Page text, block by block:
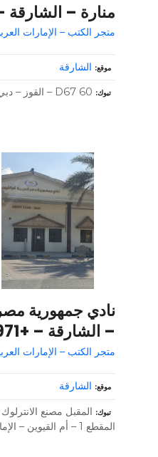
منارة – الشارقة
متجر الكتب – الإمارات
موقع الشارقة
تبوك 60 D67 – القوز – دبي – الإمارات العربية المتحدة –
نادي جمهورية مصر
– الشارقة – +971 50 320 0512
متجر الكتب – الإمارات
موقع الشارقة
تبوك
المقبل مصنع
المقطع 1 – أم القيوين – الإمارات العربية المتحدة –